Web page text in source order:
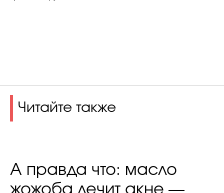
Читайте также
А правда что: масло
жожоба лечит акне —